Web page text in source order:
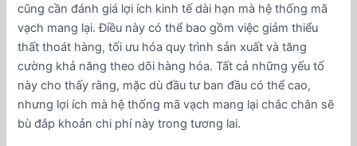
cũng cần đánh giá lợi ích kinh tế dài hạn mà hệ thống mã
vạch mang lại. Điều này có thể bao gồm việc giảm thiểu
thất thoát hàng, tối ưu hóa quy trình sản xuất và tăng
cường khả năng theo dõi hàng hóa. Tất cả những yếu tố
này cho thấy rằng, mặc dù đầu tư ban đầu có thể cao,
nhưng lợi ích mà hệ thống mã vạch mang lại chắc chắn sẽ
bù đắp khoản chi phí này trong tương lai.